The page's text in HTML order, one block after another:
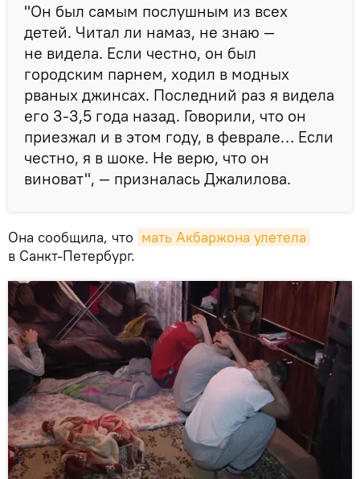
"Он был самым послушным из всех
детей. Читал ли намаз, не знаю —
не видела. Если честно, он был
городским парнем, ходил в модных
рваных джинсах. Последний раз я видела
его 3-3,5 года назад. Говорили, что он
приезжал и в этом году, в феврале… Если
честно, я в шоке. Не верю, что он
виноват", — призналась Джалилова.
Она сообщила, что мать Акбаржона улетела
в Санкт-Петербург.